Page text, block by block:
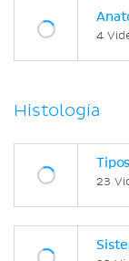
4
Histología
23